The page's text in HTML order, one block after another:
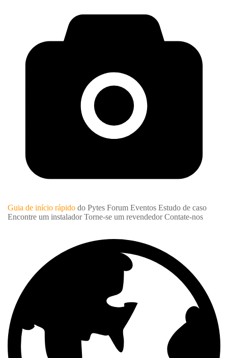
Guia de início rápido do Pytes Forum Eventos Estudo de caso
Encontre um instalador Torne-se um revendedor Contate-nos